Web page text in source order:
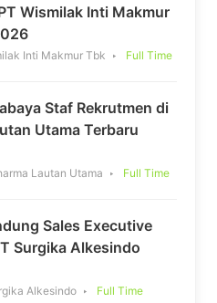
Wismilak Inti Makmur
Inti Makmur Tbk Full Time
Staf Rekrutmen di
Utama Terbaru
Lautan Utama Full Time
Sales Executive
Surgika Alkesindo
Alkesindo Full Time